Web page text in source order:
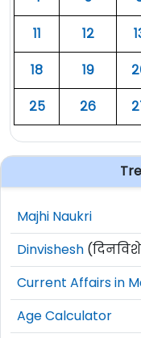
११
१२
१८
१९
२५
२६
Majhi Naukri
Dinvishesh
Current Affairs in
Age Calculator